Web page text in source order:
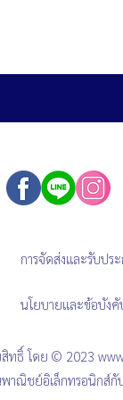
การจัดส่งและรับปร
นโยบายและข้อบังคั
สิทธิ์ โดย © 2023
พาณิชย์อิเล็กทรอนิกส์